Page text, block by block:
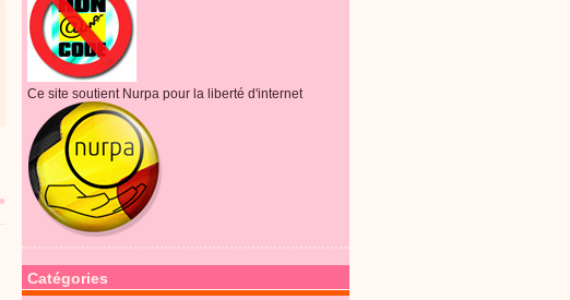
Ce site soutient Nurpa pour la liberté d'internet
Catégories